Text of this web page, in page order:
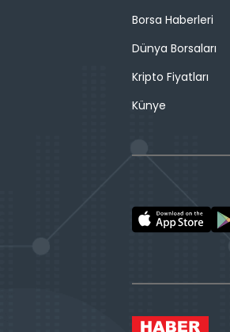
Borsa Haberleri
Dünya Borsaları
Kripto Fiyatları
Künye